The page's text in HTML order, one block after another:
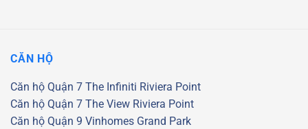
CĂN HỘ
Căn hộ Quận 7 The Infiniti Riviera Point
Căn hộ Quận 7 The View Riviera Point
Căn hộ Quận 9 Vinhomes Grand Park